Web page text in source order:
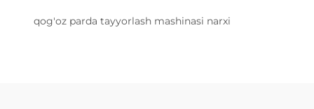
qog'oz parda tayyorlash mashinasi narxi